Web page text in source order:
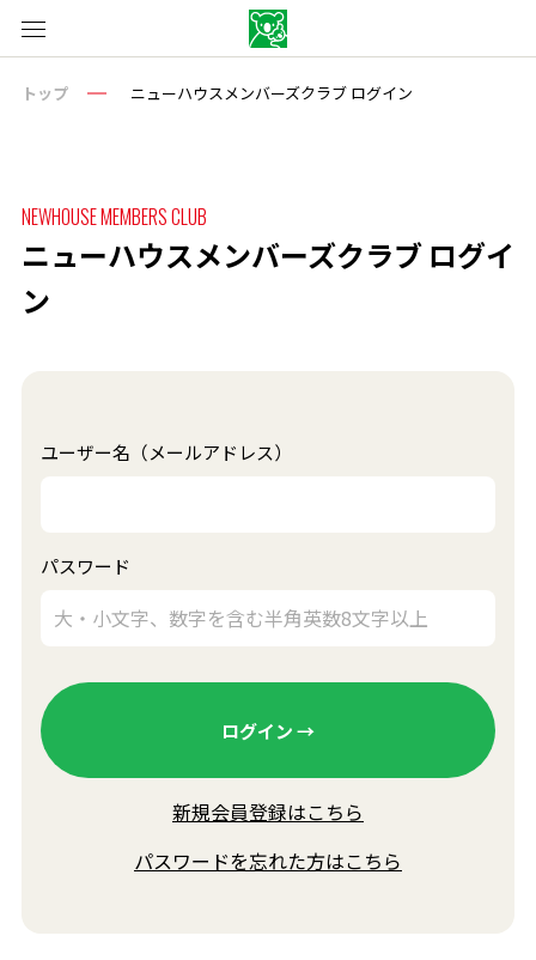
トップ ニューハウスメンバーズクラブ ログイン
NEWHOUSE MEMBERS CLUB
ニューハウスメンバーズクラブ ログイ
ン
ユーザー名（メールアドレス）
パスワード
新規会員登録はこちら
パスワードを忘れた方はこちら